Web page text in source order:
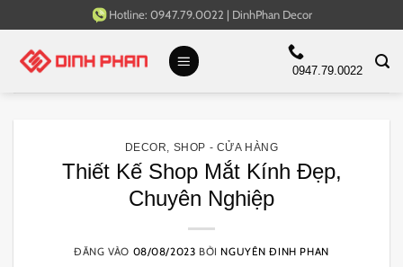
qua
Hotline: 0947.79.0022 | DinhPhan Decor
0947.79.0022
DECOR SHOP - CỬA HÀNG
Thiết Kế Shop Mắt Kính Đẹp,
Chuyên Nghiệp
ĐĂNG VÀO 08/08/2023 BỞI NGUYÊN ĐINH PHAN